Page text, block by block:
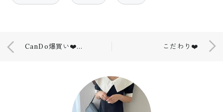
CanDo爆買い❤️話題の新商品✨ こだわり❤️